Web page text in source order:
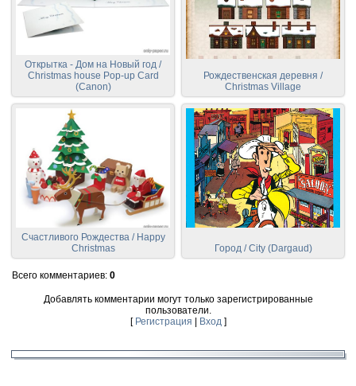
Открытка - Дом на Новый год /
Christmas house Pop-up Card
(Canon)
Рождественская деревня /
Christmas Village
Счастливого Рождества / Happy
Christmas
Город / City (Dargaud)
Всего комментариев: 0
Добавлять комментарии могут только зарегистрированные
пользователи.
[ Регистрация Вход]